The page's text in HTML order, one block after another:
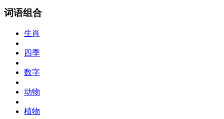
词语组合
生肖
四季
数字
动物
植物